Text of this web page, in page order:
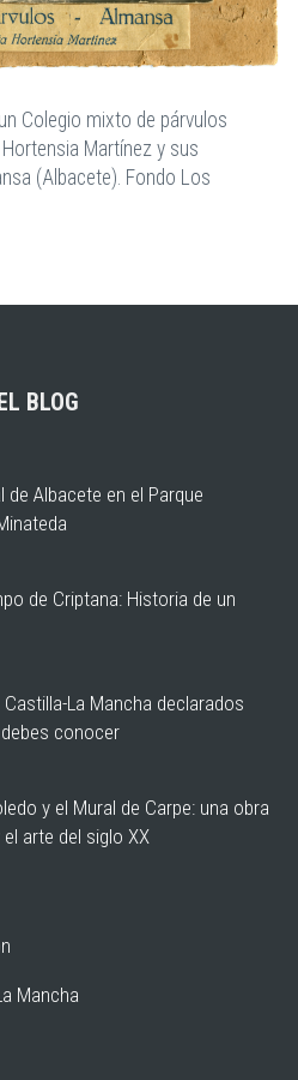
Colegio mixto de párvulos
Martínez y sus
(Albacete). Fondo Los
BLOG
Albacete en el Parque
de Criptana: Historia de un
La Mancha declarados
conocer
y el Mural de Carpe: una obra
arte del siglo XX
Mancha